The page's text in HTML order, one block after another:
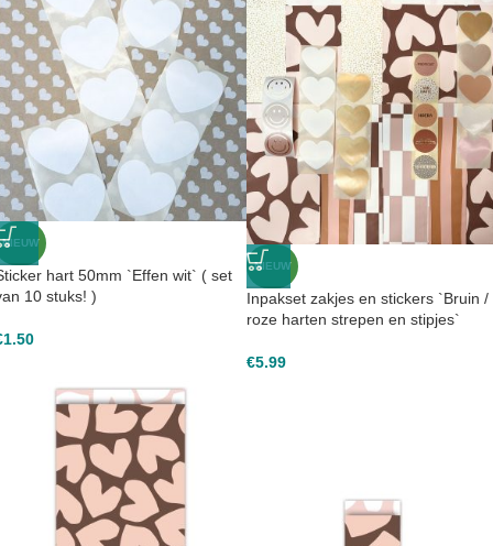
NIEUW
hart 50mm `Effen wit` ( set
10 stuks! )
1.50
NIEUW
Inpakset zakjes en stickers `Bruin /
roze harten strepen en stipjes`
€5.99